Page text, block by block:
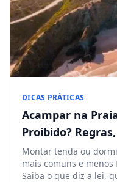
DICAS PRÁTICAS
Acampar na
Proibido?
Pernoitar
Montar tenda ou
mais comuns e
Saiba o que diz a lei,